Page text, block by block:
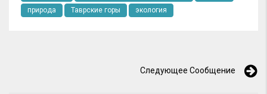
природа
Таврские горы экология
Следующее Сообщение